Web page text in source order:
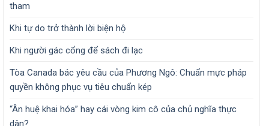
tham
Khi tự do trở thành lời biện hộ
Khi người gác cổng để sách đi lạc
Tòa Canada bác yêu cầu của Phương Ngô: Chuẩn mực pháp
quyền không phục vụ tiêu chuẩn kép
“Ân huệ khai hóa” hay cái vòng kim cô của chủ nghĩa thực
dân?